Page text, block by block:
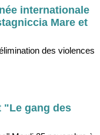
internationale
Mare et
des violences
"Le gang des